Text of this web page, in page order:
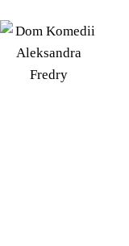
to
content